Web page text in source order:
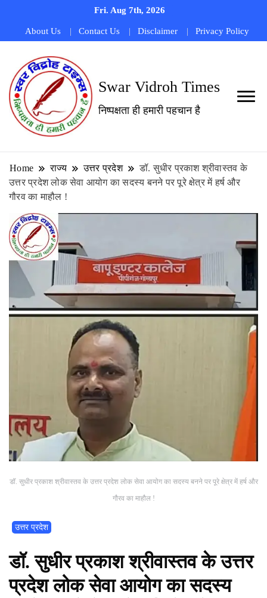
Fri. Aug 7th, 2026
About Us Contact Us Disclaimer Privacy Policy
Swar Vidroh Times
निष्पक्षता ही हमारी पहचान है
Home राज्य उत्तर प्रदेश
डॉ. सुधीर प्रकाश श्रीवास्तव के
उत्तर प्रदेश लोक सेवा आयोग का सदस्य बनने पर पूरे क्षेत्र में हर्ष और
गौरव का माहौल !
डॉ. सुधीर प्रकाश श्रीवास्तव के उत्तर प्रदेश लोक सेवा आयोग का सदस्य बनने पर पूरे क्षेत्र में हर्ष और
गौरव का माहौल !
उत्तर प्रदेश
डॉ. सुधीर प्रकाश श्रीवास्तव के उत्तर
प्रदेश लोक सेवा आयोग का सदस्य